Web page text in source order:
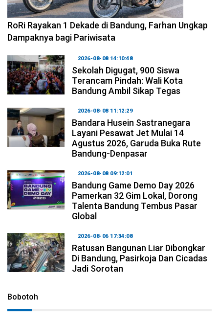
2026-08-09 09:55:44
RoRi Rayakan 1 Dekade di Bandung, Farhan Ungkap
Dampaknya bagi Pariwisata
2026-08-08 14:10:48
Sekolah Digugat, 900 Siswa
Terancam Pindah: Wali Kota
Bandung Ambil Sikap Tegas
2026-08-08 11:12:29
Bandara Husein Sastranegara
Layani Pesawat Jet Mulai 14
Agustus 2026, Garuda Buka Rute
Bandung-Denpasar
2026-08-08 09:12:01
Bandung Game Demo Day 2026
Pamerkan 32 Gim Lokal, Dorong
Talenta Bandung Tembus Pasar
Global
2026-08-06 17:34:08
Ratusan Bangunan Liar Dibongkar
Di Bandung, Pasirkoja Dan Cicadas
Jadi Sorotan
Bobotoh